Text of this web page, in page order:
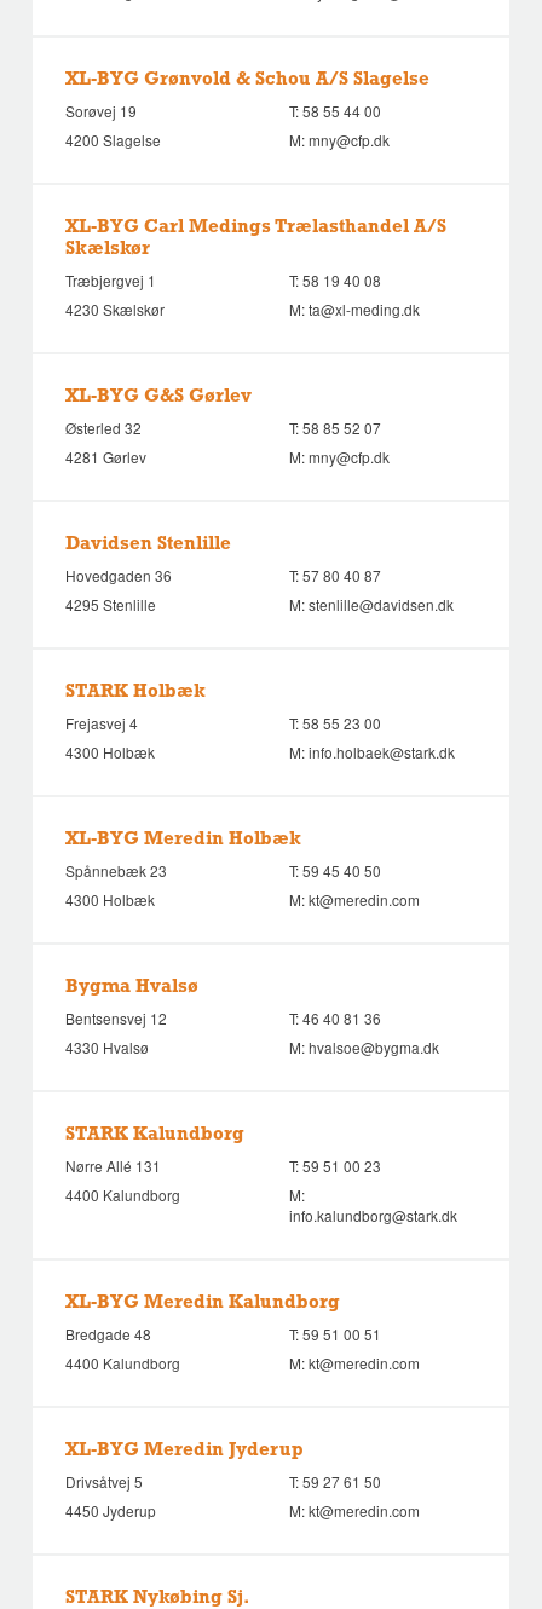
XL-BYG Grønvold & Schou A/S Slagelse
Sorøvej 19
4200 Slagelse
T:58 55 44 00
M:mny@cfp.dk
XL-BYG Carl Medings Trælasthandel A/S
Skælskør
Træbjergvej 1
4230 Skælskør
T:58 19 40 08
M:ta@xl-meding.dk
XL-BYG G&S Gørlev
Østerled 32
4281 Gørlev
T:58 85 52 07
M:mny@cfp.dk
Davidsen Stenlille
Hovedgaden 36
4295 Stenlille
T:57 80 40 87
M:stenlille@davidsen.dk
STARK Holbæk
Frejasvej 4
4300 Holbæk
T:58 55 23 00
M:info.holbaek@stark.dk
XL-BYG Meredin Holbæk
Spånnebæk 23
4300 Holbæk
T:59 45 40 50
M:kt@meredin.com
Bygma Hvalsø
Bentsensvej 12
4330 Hvalsø
T:46 40 81 36
M:hvalsoe@bygma.dk
STARK Kalundborg
Nørre Allé 131
4400 Kalundborg
T:59 51 00 23
M:
info.kalundborg@stark.dk
XL-BYG Meredin Kalundborg
Bredgade 48
4400 Kalundborg
T:59 51 00 51
M:kt@meredin.com
XL-BYG Meredin Jyderup
Drivsåtvej 5
4450 Jyderup
T:59 27 61 50
M:kt@meredin.com
STARK Nykøbing Sj.